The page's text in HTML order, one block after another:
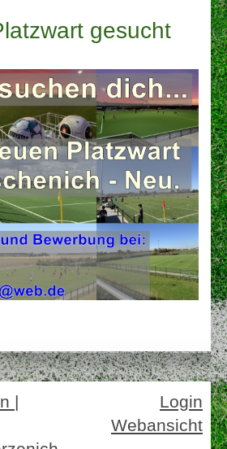
gesucht
|
Login
Webansicht